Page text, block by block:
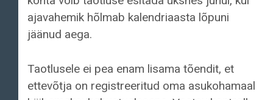
ajavahemik hõlmab kalendriaasta lõpuni
jäänud aega.
Taotlusele ei pea enam lisama tõendit, et
ettevõtja on registreeritud oma asukohamaal